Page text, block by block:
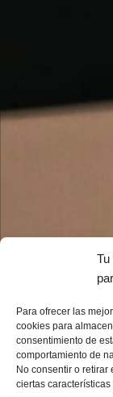
Tu
Para ofrecer las
cookies para
consentimiento de
comportamiento de
No consentir o
ciertas